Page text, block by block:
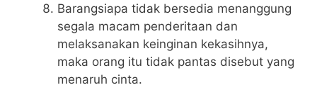
Barangsiapa tidak bersedia menanggung
segala macam penderitaan dan
melaksanakan keinginan kekasihnya,
maka orang itu tidak pantas disebut yang
menaruh cinta.